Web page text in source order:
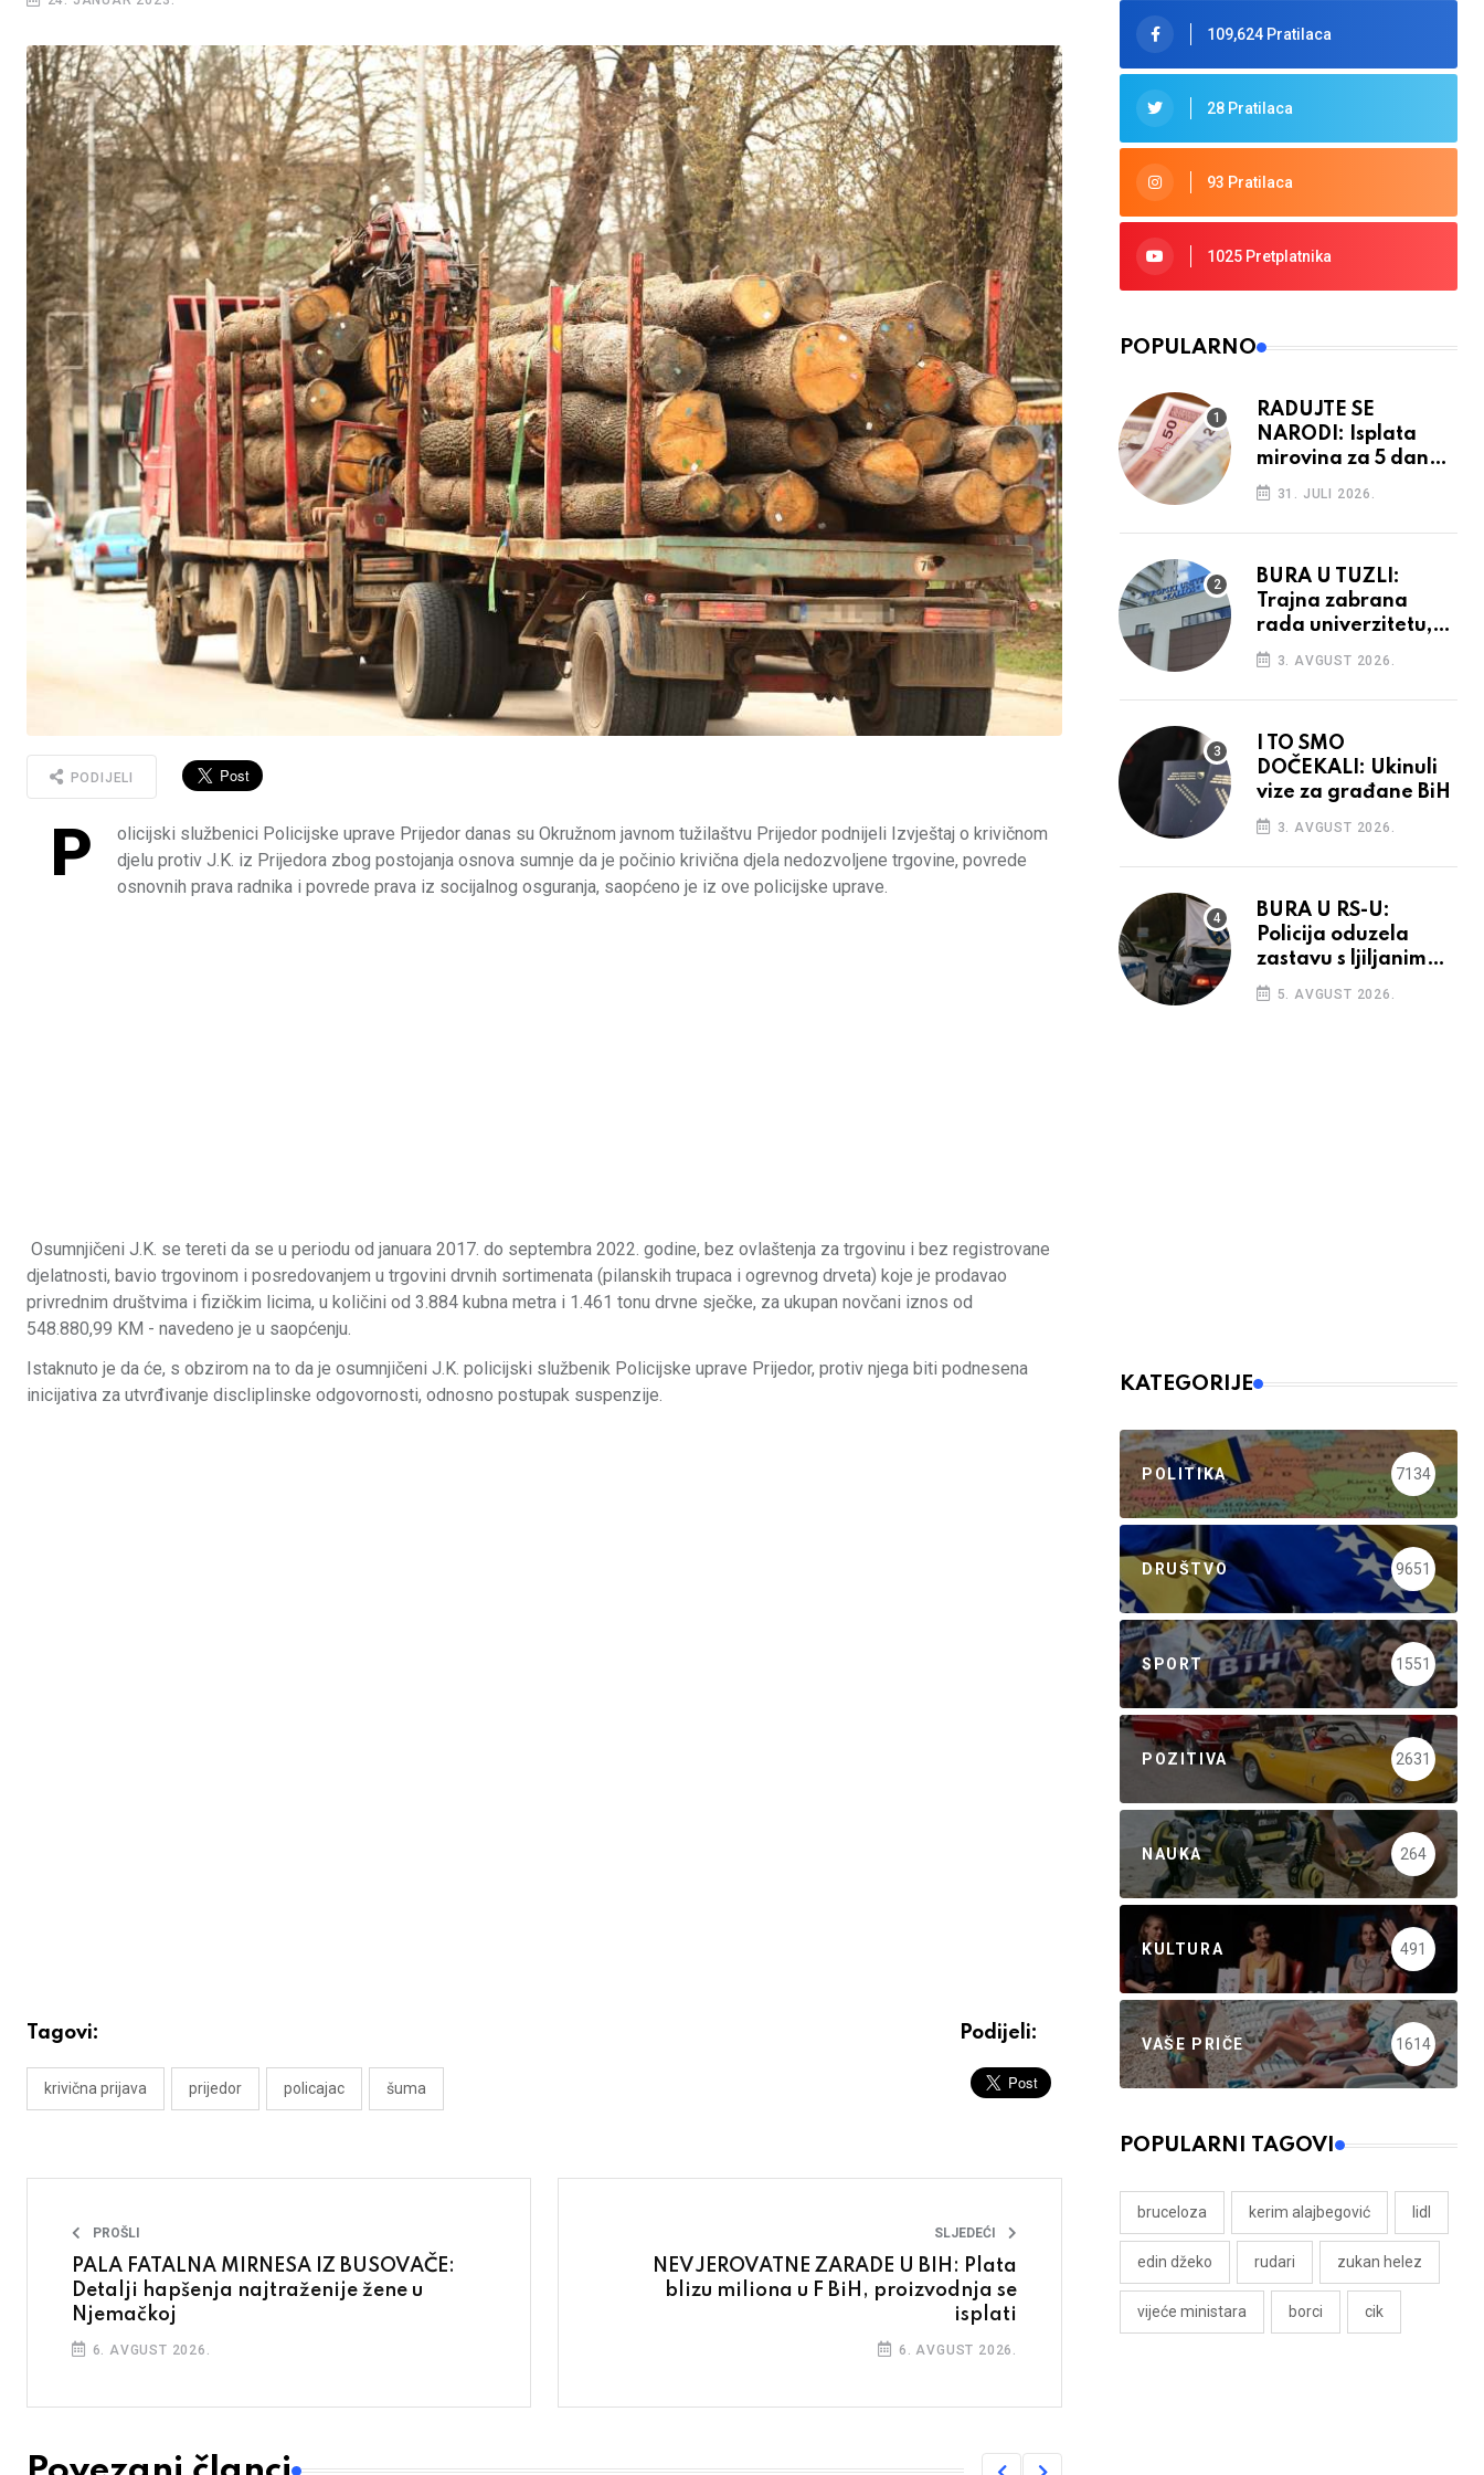
PODIJELI
P
olicijski službenici Policijske uprave Prijedor danas su Okružnom javnom tužilaštvu Prijedor podnijeli Izvještaj o krivičnom
djelu protiv J.K. iz Prijedora zbog postojanja osnova sumnje da je počinio krivična djela nedozvoljene trgovine, povrede
osnovnih prava radnika i povrede prava iz socijalnog osguranja, saopćeno je iz ove policijske uprave.
Osumnjičeni J.K. se tereti da se u periodu od januara 2017. do septembra 2022. godine, bez ovlaštenja za trgovinu i bez registrovane
djelatnosti, bavio trgovinom i posredovanjem u trgovini drvnih sortimenata (pilanskih trupaca i ogrevnog drveta) koje je prodavao
privrednim društvima i fizičkim licima, u količini od 3.884 kubna metra i 1.461 tonu drvne sječke, za ukupan novčani iznos od
548.880,99 KM - navedeno je u saopćenju.
Istaknuto je da će, s obzirom na to da je osumnjičeni J.K. policijski službenik Policijske uprave Prijedor, protiv njega biti podnesena
inicijativa za utvrđivanje discliplinske odgovornosti, odnosno postupak suspenzije.
Tagovi:
krivična prijava prijedor policajac šuma
Podijeli:
PROŠLI
PALA FATALNA MIRNESA IZ BUSOVAČE:
Detalji hapšenja najtraženije žene u
Njemačkoj
6. AVGUST 2026.
SLJEDEĆI
NEVJEROVATNE ZARADE U BIH: Plata
blizu miliona u F BiH, proizvodnja se
isplati
6. AVGUST 2026.
109,624 Pratilaca
28 Pratilaca
93 Pratilaca
1025 Pretplatnika
POPULARNO
RADUJTE SE
NARODI: Isplata
mirovina za 5 dana,
retroaktivna
povećanja
31. JULI 2026.
BURA U TUZLI:
Trajna zabrana
rada univerzitetu,
provedba sudskih
odluka
3. AVGUST 2026.
I TO SMO
DOČEKALI: Ukinuli
vize za građane BiH
3. AVGUST 2026.
BURA U RS-U:
Policija oduzela
zastavu s ljiljanima,
uručila prekršajni
nalog
5. AVGUST 2026.
KATEGORIJE
POLITIKA 7134
DRUŠTVO 9651
SPORT 1551
POZITIVA 2631
NAUKA 264
KULTURA 491
VAŠE PRIČE 1614
POPULARNI TAGOVI
bruceloza kerim alajbegović lidl
edin džeko rudari zukan helez
vijeće ministara borci cik